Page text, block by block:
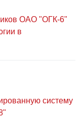
ОАО "ОГК-6"
в
систему